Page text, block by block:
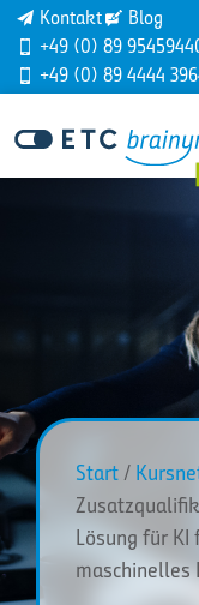
Kontakt
Blog
+49 (0) 89
+49 (0) 89 4444
Start /
Lösung für KI
maschinelles